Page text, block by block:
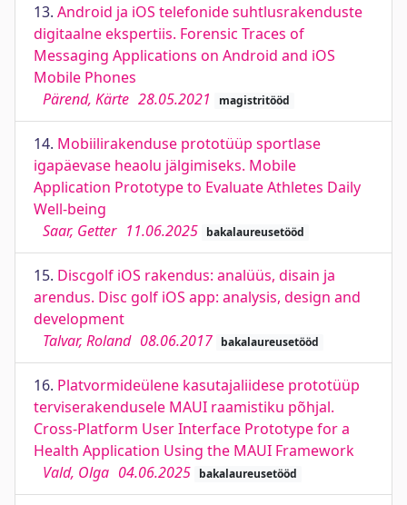
13. Android ja iOS telefonide suhtlusrakenduste
digitaalne ekspertiis. Forensic Traces of
Messaging Applications on Android and iOS
Mobile Phones
Pärend, Kärte 28.05.2021 magistritööd
14. Mobiilirakenduse prototüüp sportlase
igapäevase heaolu jälgimiseks. Mobile
Application Prototype to Evaluate Athletes Daily
Well-being
Saar, Getter 11.06.2025 bakalaureusetööd
15. Discgolf iOS rakendus: analüüs, disain ja
arendus. Disc golf iOS app: analysis, design and
development
Talvar, Roland 08.06.2017 bakalaureusetööd
16. Platvormideülene kasutajaliidese prototüüp
terviserakendusele MAUI raamistiku põhjal.
Cross-Platform User Interface Prototype for a
Health Application Using the MAUI Framework
Vald, Olga 04.06.2025 bakalaureusetööd